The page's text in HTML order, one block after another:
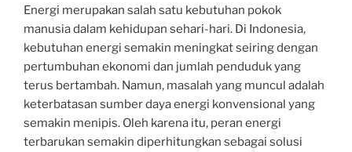
Energi merupakan salah satu kebutuhan pokok
manusia dalam kehidupan sehari-hari. Di Indonesia,
kebutuhan energi semakin meningkat seiring dengan
pertumbuhan ekonomi dan jumlah penduduk yang
terus bertambah. Namun, masalah yang muncul adalah
keterbatasan sumber daya energi konvensional yang
semakin menipis. Oleh karena itu, peran energi
terbarukan semakin diperhitungkan sebagai solusi